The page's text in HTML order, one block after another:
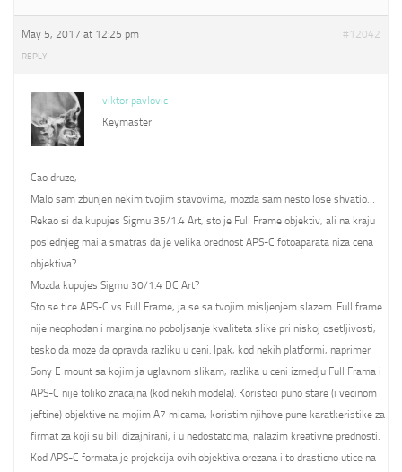
May 5, 2017 at 12:25 pm #12042
REPLY
viktor pavlovic
Keymaster
Cao druze,
Malo sam zbunjen nekim tvojim stavovima, mozda sam nesto lose shvatio…
Rekao si da kupujes Sigmu 35/1.4 Art, sto je Full Frame objektiv, ali na kraju
poslednjeg maila smatras da je velika orednost APS-C fotoaparata niza cena
objektiva?
Mozda kupujes Sigmu 30/1.4 DC Art?
Sto se tice APS-C vs Full Frame, ja se sa tvojim misljenjem slazem. Full frame
nije neophodan i marginalno poboljsanje kvaliteta slike pri niskoj osetljivosti,
tesko da moze da opravda razliku u ceni. Ipak, kod nekih platformi, naprimer
Sony E mount sa kojim ja uglavnom slikam, razlika u ceni izmedju Full Frama i
APS-C nije toliko znacajna (kod nekih modela). Koristeci puno stare (i vecinom
jeftine) objektive na mojim A7 micama, koristim njihove pune karatkeristike za
firmat za koji su bili dizajnirani, i u nedostatcima, nalazim kreativne prednosti.
Kod APS-C formata je projekcija ovih objektiva orezana i to drasticno utice na